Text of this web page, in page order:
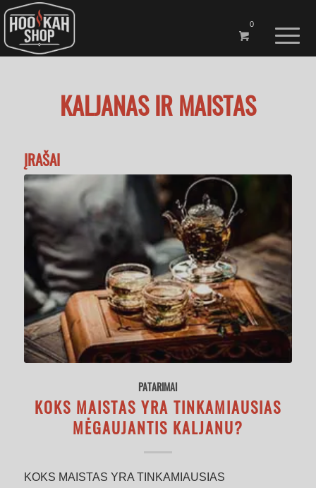
0
KALJANAS IR MAISTAS
ĮRAŠAI
PATARIMAI
KOKS MAISTAS YRA TINKAMIAUSIAS
MĖGAUJANTIS KALJANU?
KOKS MAISTAS YRA TINKAMIAUSIAS